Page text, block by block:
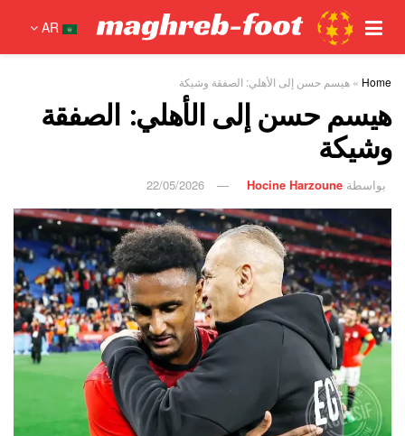
AR
Home
» هيسم حسن إلى الأهلي: الصفقة وشيكة
هيسم حسن إلى الأهلي: الصفقة
وشيكة
بواسطة Hocine Harzoune
22/05/2026